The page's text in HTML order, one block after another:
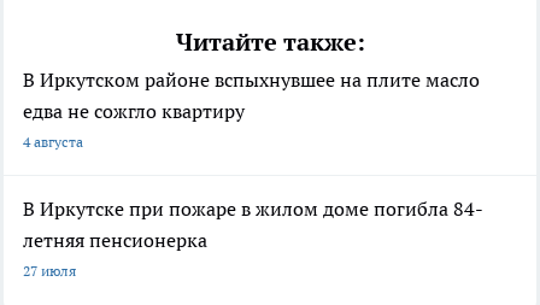
Читайте также:
В Иркутском районе вспыхнувшее на плите масло
едва не сожгло квартиру
4 августа
В Иркутске при пожаре в жилом доме погибла 84-
летняя пенсионерка
27 июля